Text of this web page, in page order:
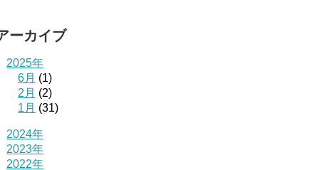
ーカイブ
2025年
6月 (1)
2月 (2)
1月 (31)
2024年
2023年
2022年